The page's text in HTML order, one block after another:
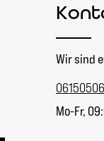
Wir sind
Mo-Fr,